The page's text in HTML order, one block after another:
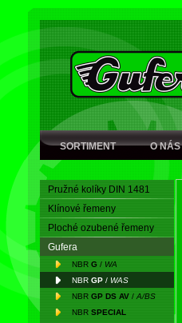
SORTIMENT O NÁS
Pružné kolíky DIN 1481
Klínové řemeny
Ploché ozubené řemeny
Gufera
NBR G / WA
NBR GP / WAS
NBR GP DS AV / A/BS
NBR SPECIAL